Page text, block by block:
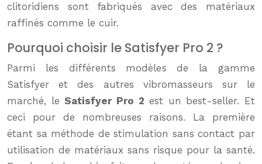
clitoridiens sont fabriqués avec des matériaux
raffinés comme le cuir.
Pourquoi choisir le Satisfyer Pro 2 ?
Parmi les différents modèles de la gamme
Satisfyer et des autres vibromasseurs sur le
marché, leSatisfyer Pro 2 est un best-seller. Et
ceci pour de nombreuses raisons. La première
étant sa méthode de stimulation sans contact par
utilisation de matériaux sans risque pour la santé.